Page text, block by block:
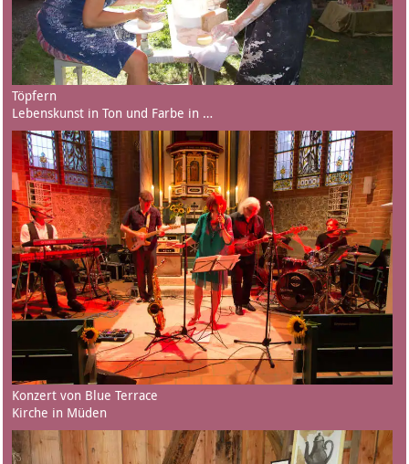
Töpfern
Lebenskunst in Ton und Farbe in …
Konzert von Blue Terrace
Kirche in Müden